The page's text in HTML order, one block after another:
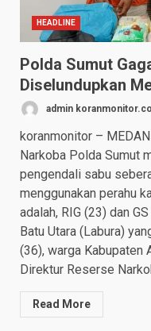
HEADLINE
Polda Sumut
Diselundupkan
admin
koranmonitor –
Narkoba Polda Sumut
pengendali sabu
menggunakan perahu
adalah, RIG (23) dan
Batu Utara (Labura)
(36), warga Kabupaten
Direktur Reserse
Read More